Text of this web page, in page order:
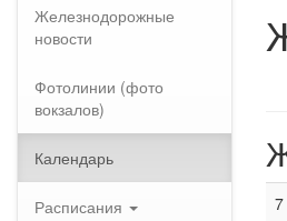
Железнодорожные
новости
Фотолинии (фото
вокзалов)
Календарь
Расписания